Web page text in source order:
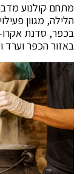
מתחם קולנוע
הלילה, מגוון
בכפר, סדנת
באזור הכפר וערד